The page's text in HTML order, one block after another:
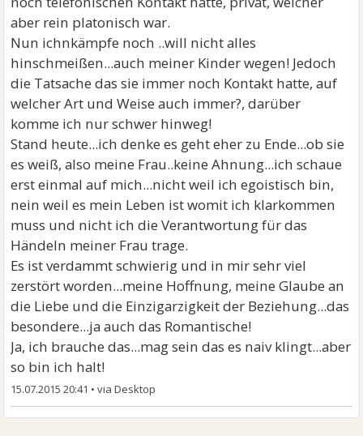
aber rein platonisch war.
Nun ichnkämpfe noch ..will nicht alles
hinschmeißen...auch meiner Kinder wegen! Jedoch
die Tatsache das sie immer noch Kontakt hatte, auf
welcher Art und Weise auch immer?, darüber
komme ich nur schwer hinweg!
Stand heute...ich denke es geht eher zu Ende...ob sie
es weiß, also meine Frau..keine Ahnung...ich schaue
erst einmal auf mich...nicht weil ich egoistisch bin,
nein weil es mein Leben ist womit ich klarkommen
muss und nicht ich die Verantwortung für das
Händeln meiner Frau trage.
Es ist verdammt schwierig und in mir sehr viel
zerstört worden...meine Hoffnung, meine Glaube an
die Liebe und die Einzigarzigkeit der Beziehung...das
besondere...ja auch das Romantische!
Ja, ich brauche das...mag sein das es naiv klingt...aber
so bin ich halt!
15.07.2015 20:41 •